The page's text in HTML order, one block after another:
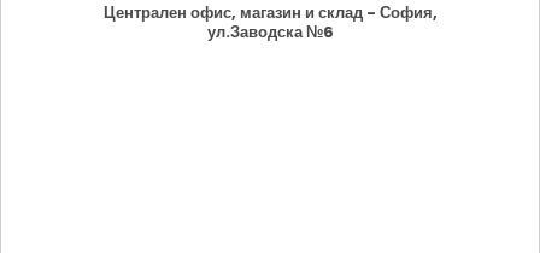
Централен офис, магазин и склад - София,
ул.Заводска №6